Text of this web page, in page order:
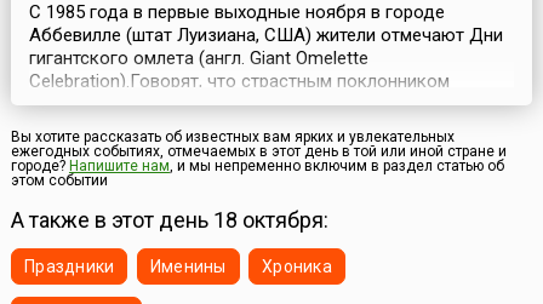
С 1985 года в первые выходные ноября в городе
Аббевилле (штат Луизиана, США) жители отмечают Дни
гигантского омлета (англ. Giant Omelette
Celebration).Говорят, что страстным поклонником
омлета был сам Наполеон Бонапарт. По легенде, как-то
раз Наполеон с товарищами остановился на ночлег в
местечке Бессьер, где его и угостили местным
лакомством под названием «курочкин дар».Распробовав
Вы хотите рассказать об известных вам ярких и увлекательных
ежегодных событиях, отмечаемых в этот день в той или иной стране и
городе? Напишите нам, и мы непременно включим в раздел статью об
этом событии
А также в этот день 18 октября:
Праздники Именины Хроника